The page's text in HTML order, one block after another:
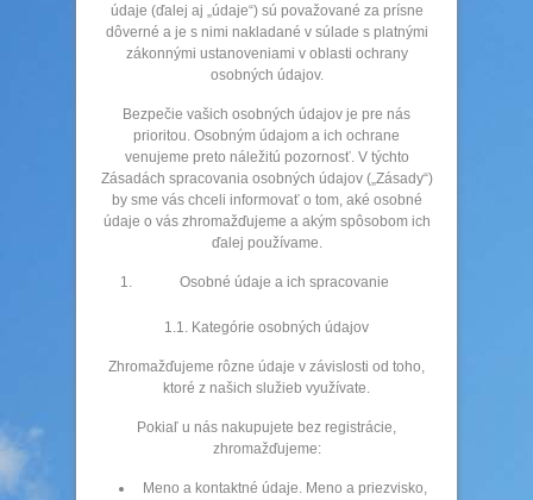
údaje (ďalej aj „údaje“) sú považované za prísne
dôverné a je s nimi nakladané v súlade s platnými
zákonnými ustanoveniami v oblasti ochrany
osobných údajov.
Bezpečie vašich osobných údajov je pre nás
prioritou. Osobným údajom a ich ochrane
venujeme preto náležitú pozornosť. V týchto
Zásadách spracovania osobných údajov („Zásady“)
by sme vás chceli informovať o tom, aké osobné
údaje o vás zhromažďujeme a akým spôsobom ich
ďalej používame.
Osobné údaje a ich spracovanie
1.1. Kategórie osobných údajov
Zhromažďujeme rôzne údaje v závislosti od toho,
ktoré z našich služieb využívate.
Pokiaľ u nás nakupujete bez registrácie,
zhromažďujeme:
Meno a kontaktné údaje. Meno a priezvisko,